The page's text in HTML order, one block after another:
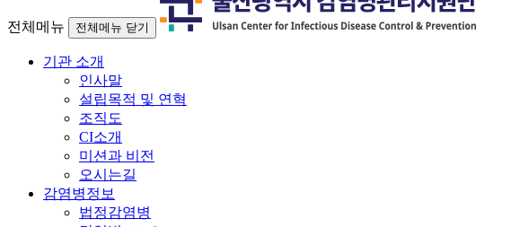
전체메뉴 전체메뉴 닫기
기관 소개
인사말
설립목적 및 연혁
조직도
CI소개
미션과 비전
오시는길
감염병정보
법정감염병